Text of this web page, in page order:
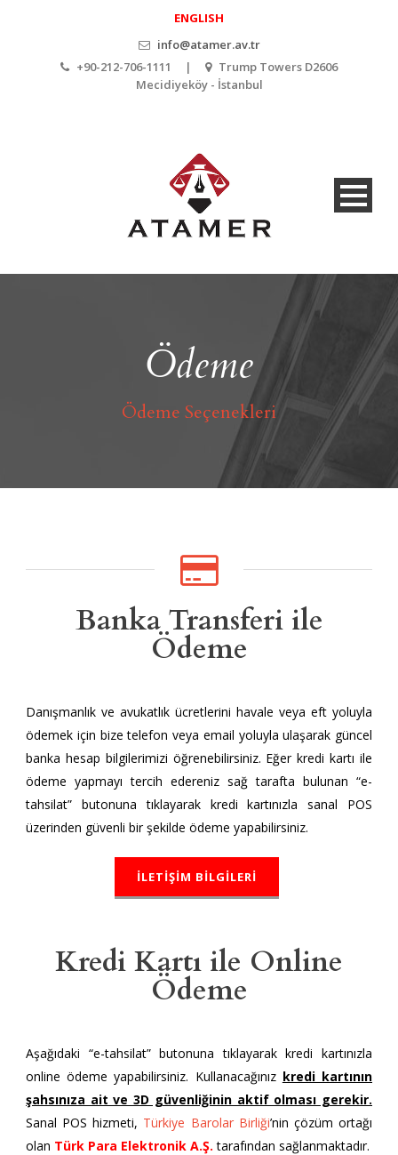
ENGLISH
info@atamer.av.tr
+90-212-706-1111 |
Trump Towers D2606
Mecidiyeköy - İstanbul
Ödeme
Ödeme Seçenekleri
Banka Transferi ile
Ödeme
Danışmanlık ve avukatlık ücretlerini havale veya eft yoluyla
ödemek için bize telefon veya email yoluyla ulaşarak güncel
banka hesap bilgilerimizi öğrenebilirsiniz. Eğer kredi kartı ile
ödeme yapmayı tercih edereniz sağ tarafta bulunan “e-
tahsilat” butonuna tıklayarak kredi kartınızla sanal POS
üzerinden güvenli bir şekilde ödeme yapabilirsiniz.
İLETİŞİM BİLGİLERİ
Kredi Kartı ile Online
Ödeme
Aşağıdaki “e-tahsilat” butonuna tıklayarak kredi kartınızla
online ödeme yapabilirsiniz. Kullanacağınız kredi kartının
şahsınıza ait ve 3D güvenliğinin aktif olması gerekir.
Sanal POS hizmeti, Türkiye Barolar Birliği’nin çözüm ortağı
olan Türk Para Elektronik A.Ş. tarafından sağlanmaktadır.